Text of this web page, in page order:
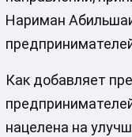
Нариман
Как добавляет
нацелена на